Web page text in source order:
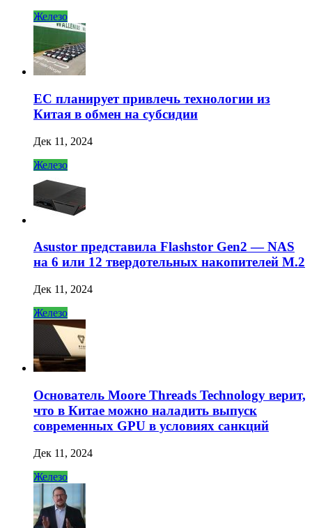
Железо
ЕС планирует привлечь технологии из
Китая в обмен на субсидии
Дек 11, 2024
Железо
Asustor представила Flashstor Gen2 — NAS
на 6 или 12 твердотельных накопителей M.2
Дек 11, 2024
Железо
Основатель Moore Threads Technology верит,
что в Китае можно наладить выпуск
современных GPU в условиях санкций
Дек 11, 2024
Железо